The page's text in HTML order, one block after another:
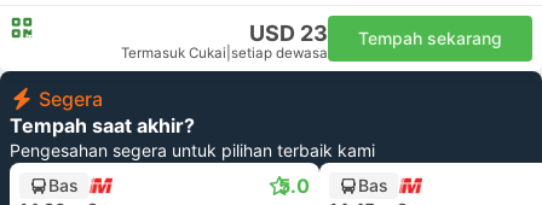
USD 23
Termasuk Cukai setiap dewasa
Tempah sekarang
Segera
Tempah saat akhir?
Pengesahan segera untuk pilihan terbaik kami
Bas
5.0
Bas